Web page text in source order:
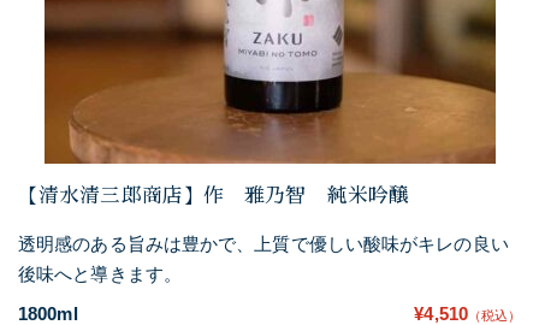
【清水清三郎商店】作 雅乃智 純米吟醸
透明感のある旨みは豊かで、上質で優しい酸味がキレの良い
後味へと導きます。
1800ml
¥4,510 （税込）